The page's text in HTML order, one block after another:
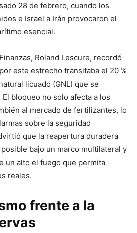
28 de febrero, cuando los
e Israel a Irán provocaron el
esencial.
Roland Lescure, recordó
este estrecho transitaba el 20 %
licuado (GNL) que se
bloqueo no solo afecta a los
al mercado de fertilizantes, lo
sobre la seguridad
que la reapertura duradera
bajo un marco multilateral y
un alto el fuego que permita
reales.
frente a la